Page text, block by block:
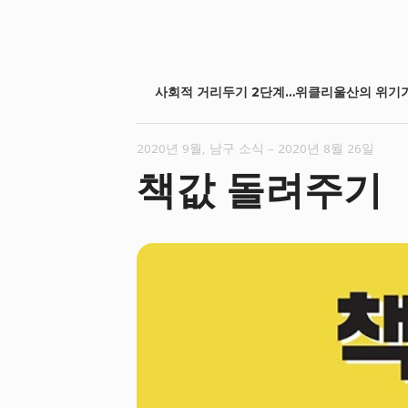
P
o
s
t
사회적 거리두기 2단계…위클리울산의 위기
2020년 9월, 남구 소식 – 2020년 8월 26일
책값 돌려주기